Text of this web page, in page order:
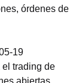
órdenes de
19
trading de
abiertas